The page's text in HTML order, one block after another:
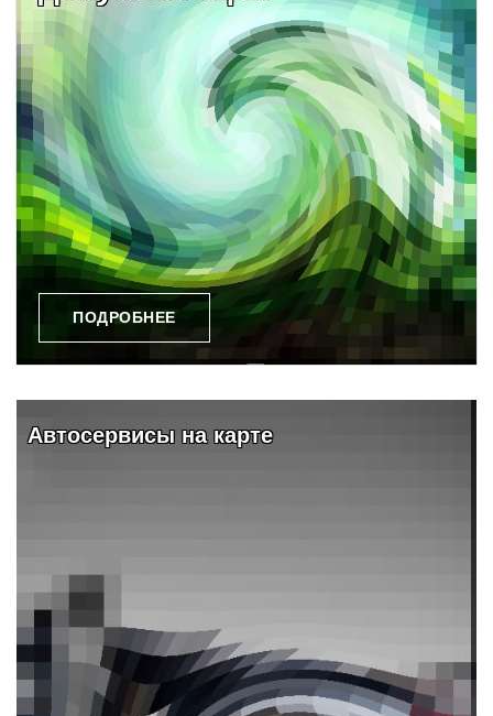
ПОДРОБНЕЕ
Видео и обзоры